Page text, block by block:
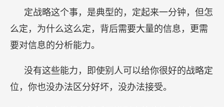
定战略这个事，是典型的，定起来一分钟，但怎
么定，为什么这么定，背后需要大量的信息，更需
要对信息的分析能力。
没有这些能力，即使别人可以给你很好的战略定
位，你也没办法区分好坏，没办法接受。